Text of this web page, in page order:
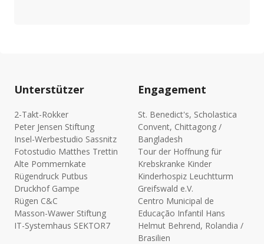
Unterstützer
2-Takt-Rokker
Peter Jensen Stiftung
Insel-Werbestudio Sassnitz
Fotostudio Matthes Trettin
Alte Pommernkate
Rügendruck Putbus
Druckhof Gampe
Rügen C&C
Masson-Wawer Stiftung
IT-Systemhaus SEKTOR7
Engagement
St. Benedict's, Scholastica
Convent, Chittagong /
Bangladesh
Tour der Hoffnung für
Krebskranke Kinder
Kinderhospiz Leuchtturm
Greifswald e.V.
Centro Municipal de
Educação Infantil Hans
Helmut Behrend, Rolandia /
Brasilien